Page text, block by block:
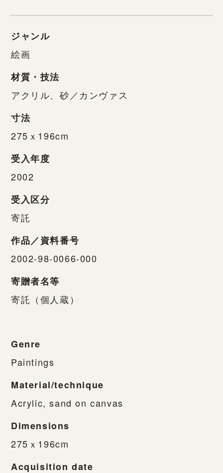
ジャンル
絵画
材質・技法
アクリル、砂／カンヴァス
寸法
275ｘ196cm
受入年度
2002
受入区分
寄託
作品／資料番号
2002-98-0066-000
寄贈者名等
寄託（個人蔵）
Genre
Paintings
Material/technique
Acrylic, sand on canvas
Dimensions
275ｘ196cm
Acquisition date